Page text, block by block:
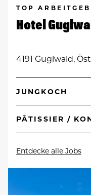
TOP
Hotel
4191 Guglwald,
JUNGKOCH
PÂTISSIER /
Entdecke alle Jobs